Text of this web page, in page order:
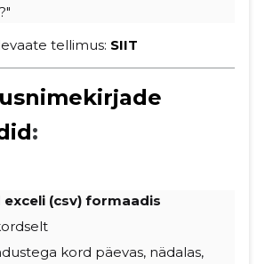
tellimus: SIIT
:
exceli (csv) formaadis
kord päevas, nädalas,